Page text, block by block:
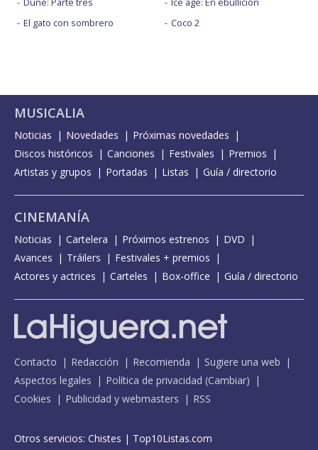
El gato con sombrero
Coco 2
MUSICALIA
Noticias Novedades
Próximas novedades
Discos históricos
Canciones Festivales
Premios
Artistas y grupos
Portadas Listas Guía / directorio
CINEMANÍA
Noticias Cartelera Próximos estrenos
DVD
Avances
Tráilers
Festivales + premios
Actores y actrices
Carteles Box-office Guía / directorio
Contacto Redacción Recomienda
Sugiere una web
Aspectos legales
Política de privacidad (Cambiar)
Cookies
Publicidad y webmasters RSS
Otros servicios: Chistes | Top10Listas.com